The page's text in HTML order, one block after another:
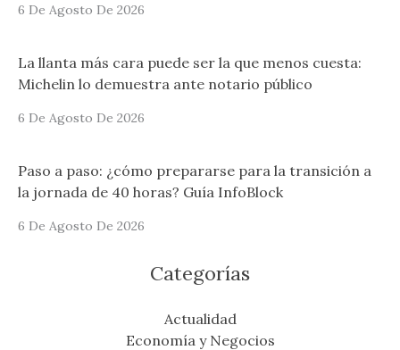
6 De Agosto De 2026
La llanta más cara puede ser la que menos cuesta:
Michelin lo demuestra ante notario público
6 De Agosto De 2026
Paso a paso: ¿cómo prepararse para la transición a
la jornada de 40 horas? Guía InfoBlock
6 De Agosto De 2026
Categorías
Actualidad
Economía y Negocios